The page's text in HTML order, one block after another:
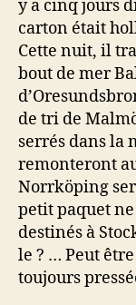
y a cinq jours
carton était
Cette nuit, il
bout de mer
de tri de
serrés dans la
remonteront
Norrköping
petit paquet ne
destinés à
le ? … Peut
toujours